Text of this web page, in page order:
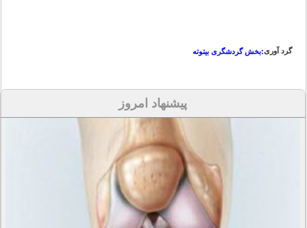
گرد آوری:بخش گردشگری بیتوته
پیشنهاد امروز